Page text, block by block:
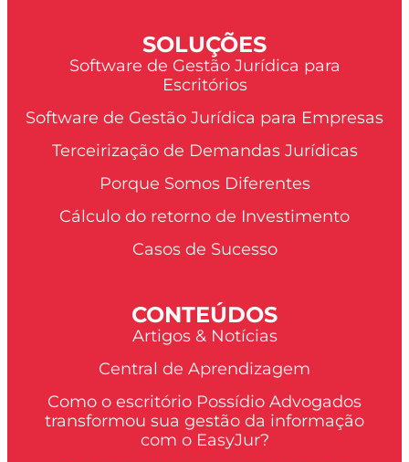
SOLUÇÕES
Software de Gestão Jurídica para
Escritórios
Software de Gestão Jurídica para Empresas
Terceirização de Demandas Jurídicas
Porque Somos Diferentes
Cálculo do retorno de Investimento
Casos de Sucesso
CONTEÚDOS
Artigos & Notícias
Central de Aprendizagem
Como o escritório Possídio Advogados
transformou sua gestão da informação
com o EasyJur?